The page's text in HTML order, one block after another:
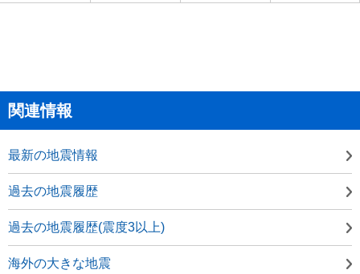
関連情報
最新の地震情報
過去の地震履歴
過去の地震履歴(震度3以上)
海外の大きな地震